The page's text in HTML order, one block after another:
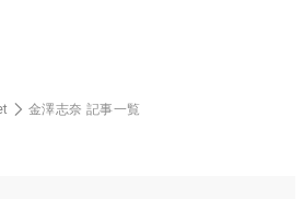
金澤志奈 記事一覧